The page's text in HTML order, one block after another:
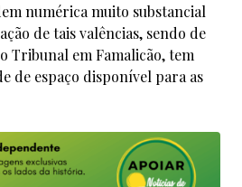
numérica muito substancial
de tais valências, sendo de
Tribunal em Famalicão, tem
de espaço disponível para as